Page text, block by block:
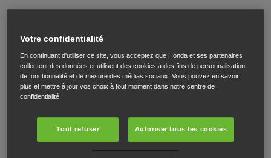
GREEN TECH S.A.R.L
Route des Trois Cantons 2
ITINÉRAIRE
Votre confidentialité
En continuant d'utiliser ce site, vous acceptez que Honda et ses partenaires
collectent des données et utilisent des cookies à des fins de personnalisation,
de fonctionnalité et de mesure des médias sociaux. Vous pouvez en savoir
plus et mettre à jour vos choix à tout moment dans notre centre de
confidentialité
Tout refuser Autoriser tous les cookies